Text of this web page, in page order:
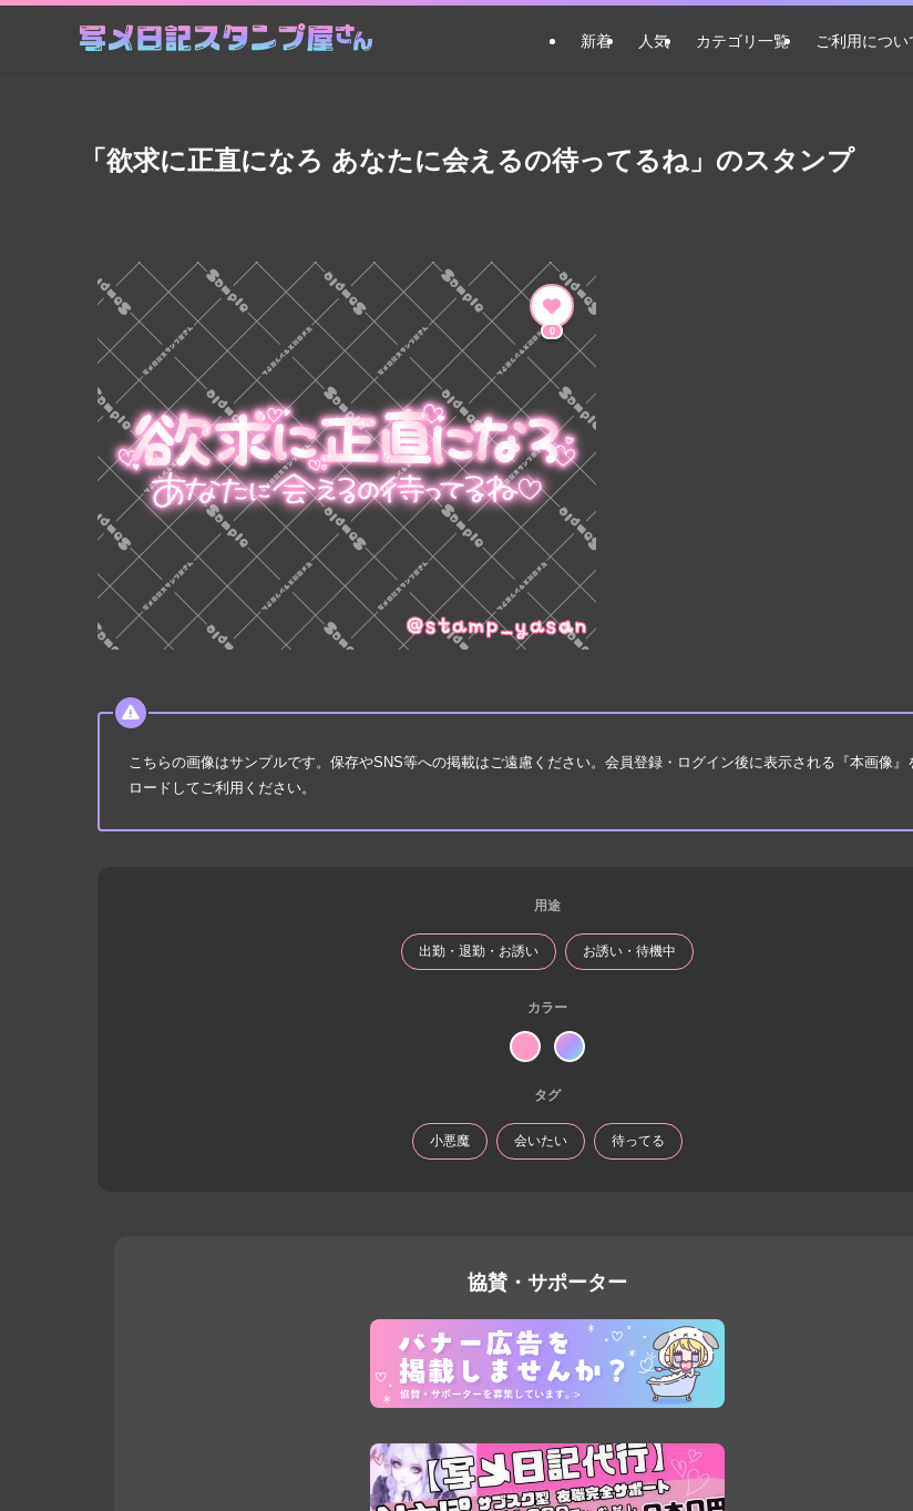
新着 人気 カテゴリ一覧 ご利用につい
「欲求に正直になろ あなたに会えるの待ってるね」のスタンプ
0
こちらの画像はサンプルです。保存やSNS等への掲載はご遠慮ください。会員登録・ログイン後に表示される『本画像』
ロードしてご利用ください。
用途
出勤・退勤・お誘い お誘い・待機中
カラー
タグ
小悪魔 会いたい 待ってる
協賛・サポーター